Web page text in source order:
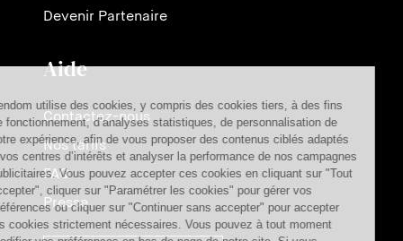
Devenir Partenaire
Aide
Contactez-nous
Nos tarifs
FAQ
Presse